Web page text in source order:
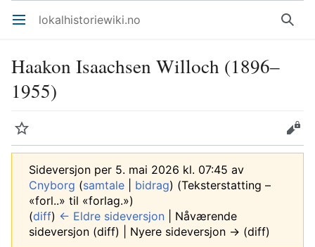
Åpne hovedmenyen lokalhistoriewiki.no Søk
Haakon Isaachsen Willoch (1896–
1955)
Overvåk Rediger
Sideversjon per 5. mai 2026 kl. 07:45 av
Cnyborg (samtale bidrag) (Teksterstatting –
«forl..» til «forlag.»)
(diff) ← Eldre sideversjon | Nåværende
sideversjon (diff) | Nyere sideversjon → (diff)